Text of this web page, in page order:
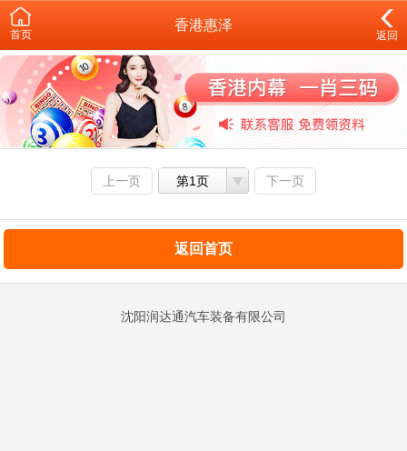
首页
香港惠泽
返回
上一页 第1页 下一页
返回首页
沈阳润达通汽车装备有限公司